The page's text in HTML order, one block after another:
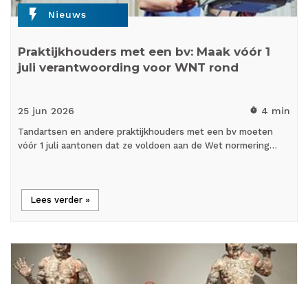
flash_on Nieuws
Praktijkhouders met een bv: Maak vóór 1
juli verantwoording voor WNT rond
25 jun 2026 timer 4 min
Tandartsen en andere praktijkhouders met een bv moeten
vóór 1 juli aantonen dat ze voldoen aan de Wet normering…
Lees verder »